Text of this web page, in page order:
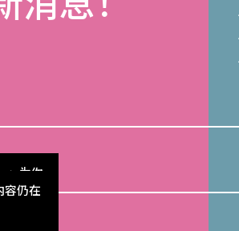
」为你
容仍在
Tickets